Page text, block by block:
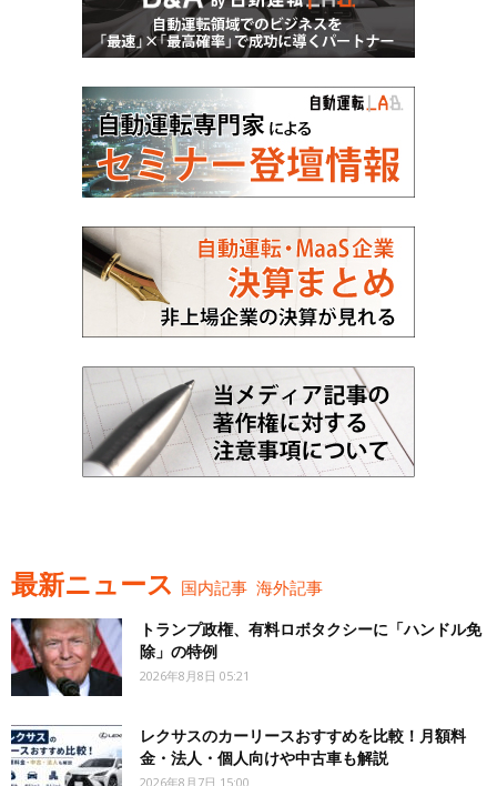
最新ニュース 国内記事 海外記事
トランプ政権、有料ロボタクシーに「ハンドル免
除」の特例
2026年8月8日 05:21
レクサスのカーリースおすすめを比較！月額料
金・法人・個人向けや中古車も解説
2026年8月7日 15:00